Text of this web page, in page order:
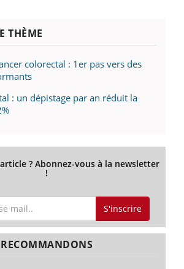
THÈME
colorectal : 1er pas vers des
: un dépistage par an réduit la
? Abonnez-vous à la newsletter
!
S'inscrire